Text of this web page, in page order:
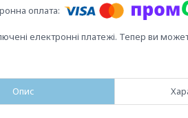
електронні платежі. Тепер ви
Опис